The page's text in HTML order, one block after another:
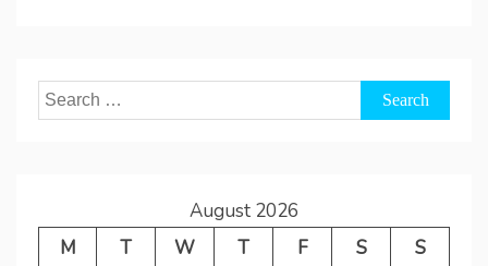
Search
for:
August 2026
M
T W T F S
S